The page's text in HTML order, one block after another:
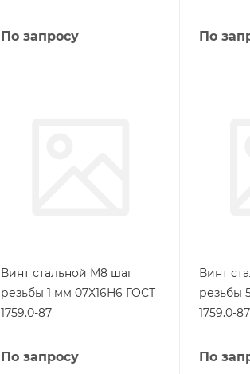
По запросу По
Винт стальной М8 шаг
резьбы 1 мм 07Х16Н6 ГОСТ
1759.0-87
По запросу
Винт
резьбы
1759.0-87
По